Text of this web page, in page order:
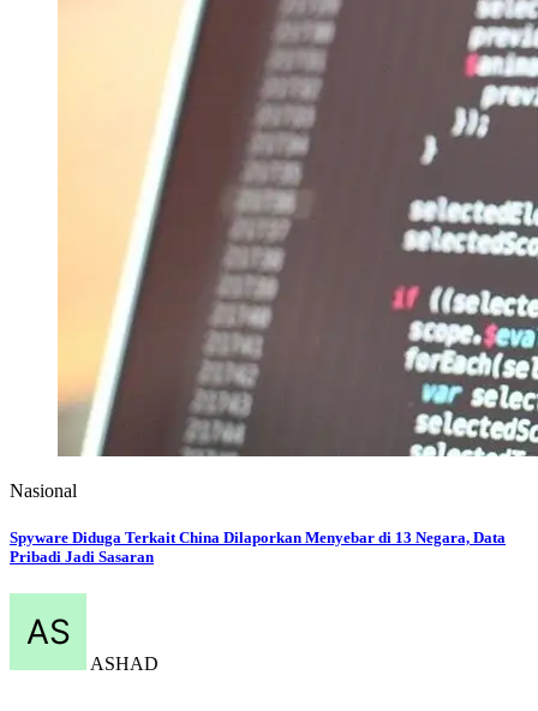
Nasional
Spyware Diduga Terkait China Dilaporkan Menyebar di 13 Negara, Data
Pribadi Jadi Sasaran
ASHAD